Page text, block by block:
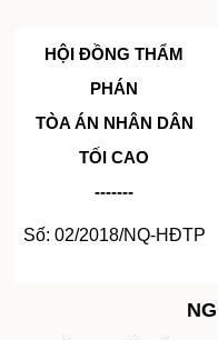
HỘI ĐỒNG THẨM
PHÁN
TÒA ÁN NHÂN DÂN
TỐI CAO
-------
Số: 02/2018/NQ-HĐTP